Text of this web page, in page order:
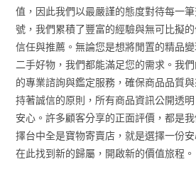
值，因此我們以最嚴謹的態度對待每一
號，我們累積了豐富的經驗與無可比擬
信任與推薦。無論您是想將閒置的精品
二手好物，我們都能滿足您的需求。我
的專業諮詢與鑑定服務，確保商品品質
持著誠信的原則，所有商品資訊公開透
安心。許多顧客分享的正面評價，都是
擇台中全是寶物寄賣店，就是選擇一份
在此找到新的歸屬，開啟新的價值旅程。